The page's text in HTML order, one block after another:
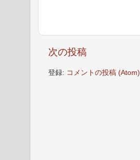
次の投稿
登録: コメントの投稿 (Atom)